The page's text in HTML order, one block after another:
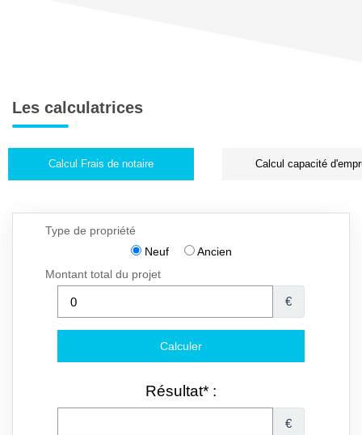
Les calculatrices
Calcul Frais de notaire Calcul capacité